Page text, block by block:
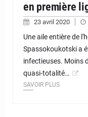
en première
23 avril 2020
Une aile entière de
Spassokoukotski a
infectieuses. Moins
quasi-totalité…
SAVOIR PLUS